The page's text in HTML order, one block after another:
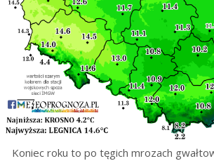
Koniec roku to po tęgich mrozach